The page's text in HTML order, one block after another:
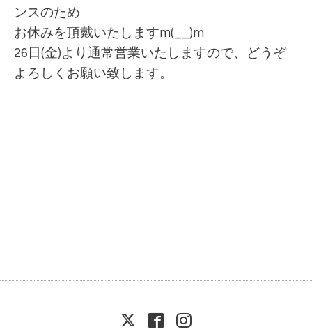
ンスのため
お休みを頂戴いたしますm(__)m
26日(金)より通常営業いたしますので、
どうぞ
よろしくお願い致します。